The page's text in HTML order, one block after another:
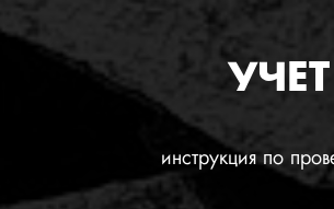
инструкция по